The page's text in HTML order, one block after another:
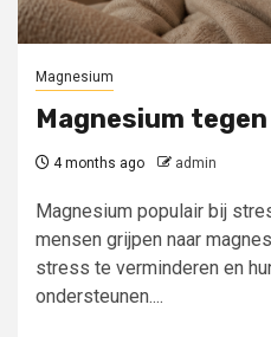
Magnesium
Magnesium
4 months ago admin
Magnesium populair bij
mensen grijpen naar
stress te verminderen en
ondersteunen....